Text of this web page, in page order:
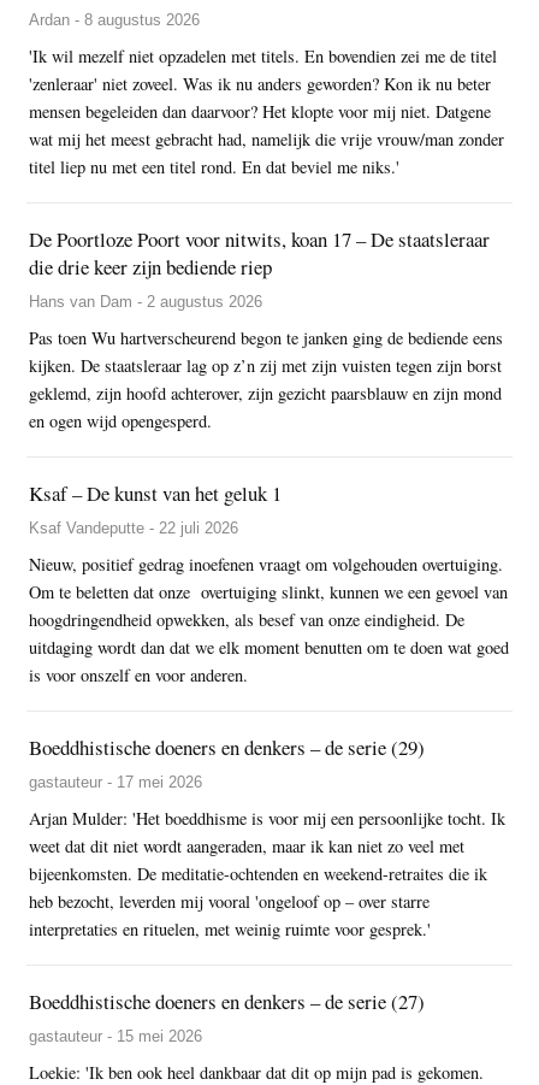
Ardan - 8 augustus 2026
'Ik wil mezelf niet opzadelen met titels. En bovendien zei me de titel
'zenleraar' niet zoveel. Was ik nu anders geworden? Kon ik nu beter
mensen begeleiden dan daarvoor? Het klopte voor mij niet. Datgene
wat mij het meest gebracht had, namelijk die vrije vrouw/man zonder
titel liep nu met een titel rond. En dat beviel me niks.'
De Poortloze Poort voor nitwits, koan 17 – De staatsleraar
die drie keer zijn bediende riep
Hans van Dam - 2 augustus 2026
Pas toen Wu hartverscheurend begon te janken ging de bediende eens
kijken. De staatsleraar lag op z’n zij met zijn vuisten tegen zijn borst
geklemd, zijn hoofd achterover, zijn gezicht paarsblauw en zijn mond
en ogen wijd opengesperd.
Ksaf – De kunst van het geluk 1
Ksaf Vandeputte - 22 juli 2026
Nieuw, positief gedrag inoefenen vraagt om volgehouden overtuiging.
Om te beletten dat onze overtuiging slinkt, kunnen we een gevoel van
hoogdringendheid opwekken, als besef van onze eindigheid. De
uitdaging wordt dan dat we elk moment benutten om te doen wat goed
is voor onszelf en voor anderen.
Boeddhistische doeners en denkers – de serie (29)
gastauteur - 17 mei 2026
Arjan Mulder: 'Het boeddhisme is voor mij een persoonlijke tocht. Ik
weet dat dit niet wordt aangeraden, maar ik kan niet zo veel met
bijeenkomsten. De meditatie-ochtenden en weekend-retraites die ik
heb bezocht, leverden mij vooral 'ongeloof op – over starre
interpretaties en rituelen, met weinig ruimte voor gesprek.'
Boeddhistische doeners en denkers – de serie (27)
gastauteur - 15 mei 2026
Loekie: 'Ik ben ook heel dankbaar dat dit op mijn pad is gekomen.